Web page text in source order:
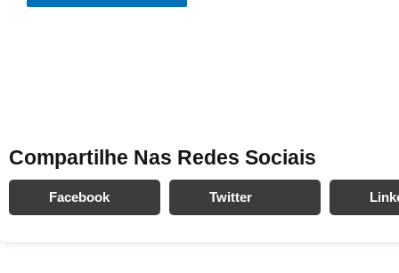
Compartilhe Nas Redes Sociais
Facebook Twitter